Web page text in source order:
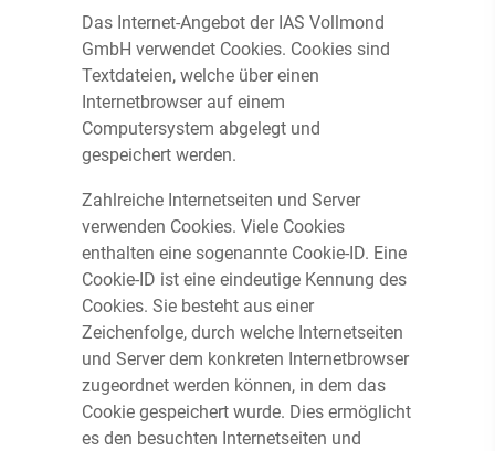
Das Internet-Angebot der IAS Vollmond
GmbH verwendet Cookies. Cookies sind
Textdateien, welche über einen
Internetbrowser auf einem
Computersystem abgelegt und
gespeichert werden.
Zahlreiche Internetseiten und Server
verwenden Cookies. Viele Cookies
enthalten eine sogenannte Cookie-ID. Eine
Cookie-ID ist eine eindeutige Kennung des
Cookies. Sie besteht aus einer
Zeichenfolge, durch welche Internetseiten
und Server dem konkreten Internetbrowser
zugeordnet werden können, in dem das
Cookie gespeichert wurde. Dies ermöglicht
es den besuchten Internetseiten und